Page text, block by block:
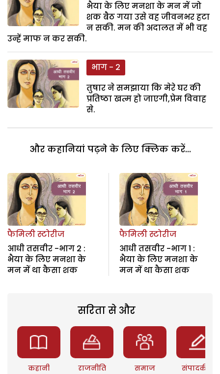
भैया के लिए मनशा के मन में जो
शक बैठ गया उसे वह जीवनभर हटा
न सकी. मन की अदालत में भी वह
उन्हें माफ न कर सकी.
भाग - 2
तुषार ने समझाया कि मेरे घर की
प्रतिष्ठा खत्म हो जाएगी,प्रेम विवाह
से.
और कहानियां पढ़ने के लिए क्लिक करें...
फैमिली स्टोरीज
आधी तसवीर -भाग 2 :
भैया के लिए मनशा के
मन में था कैसा शक
फैमिली स्टोरीज
आधी तसवीर -भाग 1 :
भैया के लिए मनशा के
मन में था कैसा शक
सरिता से और
कहानी राजनीति समाज संपादकीय